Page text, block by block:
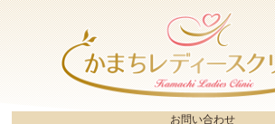
お問い合わせ